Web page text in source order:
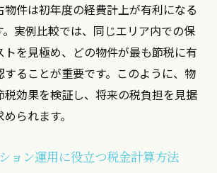
件は初年度の経費計上が有利になる
実例比較では、同じエリア内での保
トを見極め、どの物件が最も節税に有
ることが重要です。このように、物
税効果を検証し、将来の税負担を見据
られます。
ョン運用に役立つ税金計算方法